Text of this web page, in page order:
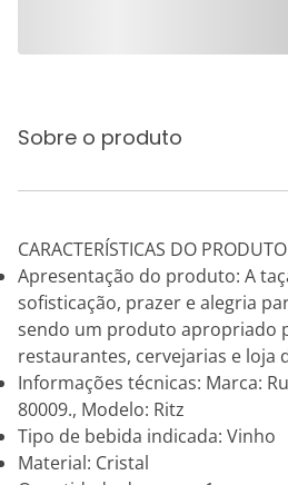
Sobre o produto
CARACTERÍSTICAS DO PRODUTO
Apresentação do produto: A
sofisticação, prazer e alegria
sendo um produto apropriado
restaurantes, cervejarias e loja
Informações técnicas: Marca:
80009., Modelo: Ritz
Tipo de bebida indicada: Vinho
Material: Cristal